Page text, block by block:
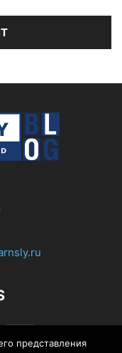
представления